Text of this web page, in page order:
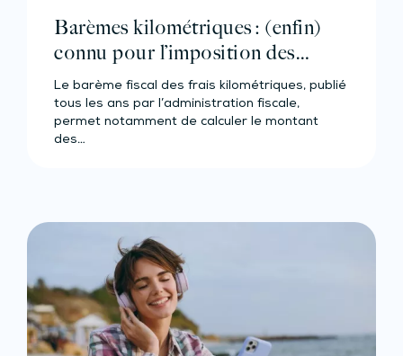
Barèmes kilométriques : (enfin)
connu pour l’imposition des
revenus 2024
Le barème fiscal des frais kilométriques, publié
tous les ans par l’administration fiscale,
permet notamment de calculer le montant
des…